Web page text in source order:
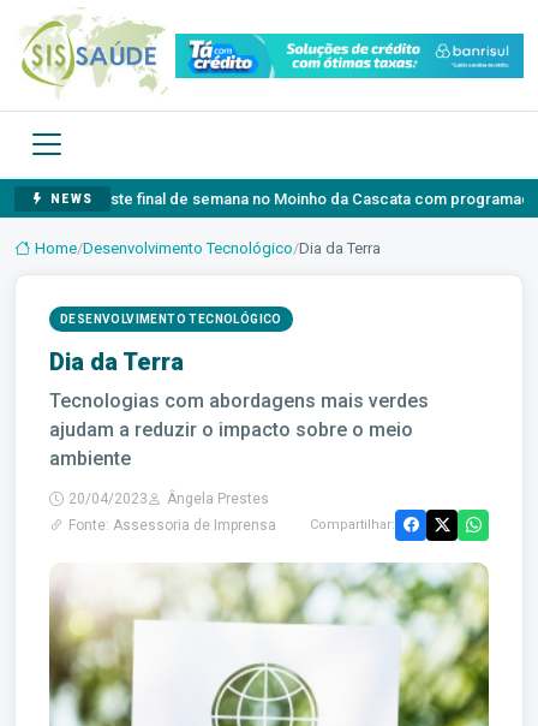
NEWS
final de semana no Moinho da Cascata com programação gratuita
Home/Desenvolvimento Tecnológico/Dia da Terra
DESENVOLVIMENTO TECNOLÓGICO
Dia da Terra
Tecnologias com abordagens mais verdes
ajudam a reduzir o impacto sobre o meio
ambiente
20/04/2023
Ângela Prestes
Fonte: Assessoria de Imprensa
Compartilhar: